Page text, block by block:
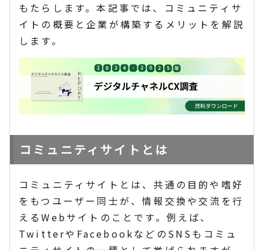
もたらします。本記事では、コミュニティサ
イトの概要と企業が構築するメリットを解説
します。
コミュニティサイトとは
コミュニティサイトとは、共通の目的や嗜好
をもつユーザー同士が、情報交換や交流を行
えるWebサイトのことです。例えば、
TwitterやFacebookなどのSNSもコミュ